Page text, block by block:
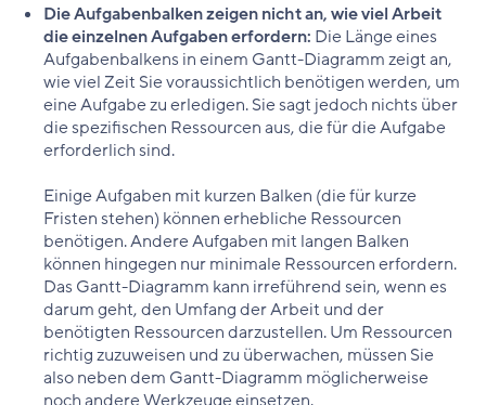
Die Aufgabenbalken zeigen nicht an, wie viel Arbeit
die einzelnen Aufgaben erfordern: Die Länge eines
Aufgabenbalkens in einem Gantt-Diagramm zeigt an,
wie viel Zeit Sie voraussichtlich benötigen werden, um
eine Aufgabe zu erledigen. Sie sagt jedoch nichts über
die spezifischen Ressourcen aus, die für die Aufgabe
erforderlich sind.
Einige Aufgaben mit kurzen Balken (die für kurze
Fristen stehen) können erhebliche Ressourcen
benötigen. Andere Aufgaben mit langen Balken
können hingegen nur minimale Ressourcen erfordern.
Das Gantt-Diagramm kann irreführend sein, wenn es
darum geht, den Umfang der Arbeit und der
benötigten Ressourcen darzustellen. Um Ressourcen
richtig zuzuweisen und zu überwachen, müssen Sie
also neben dem Gantt-Diagramm möglicherweise